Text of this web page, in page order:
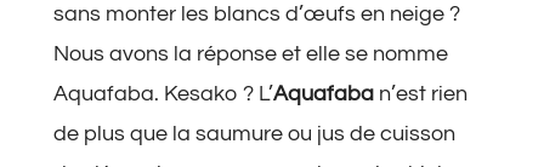
sans monter les blancs d’œufs en neige ?
Nous avons la réponse et elle se nomme
Aquafaba. Kesako ? L’Aquafaba n’est rien
de plus que la saumure ou jus de cuisson